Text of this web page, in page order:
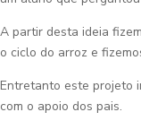
A partir desta ideia
o ciclo do arroz e
Entretanto este projeto
com o apoio dos pais.